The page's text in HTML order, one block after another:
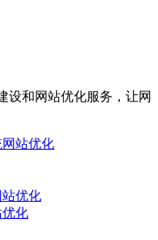
设和网站优化服务，让网
优化